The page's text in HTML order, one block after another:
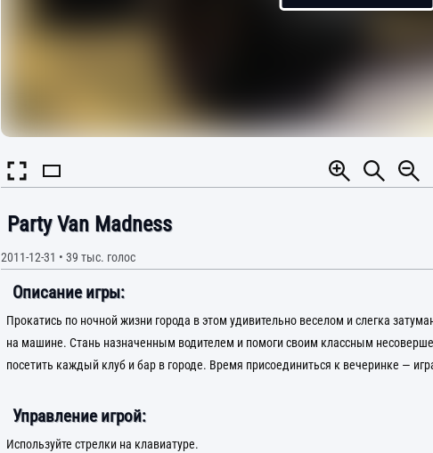
Party Van Madness
2011-12-31 • 39 тыс. голос
Описание игры:
Прокатись по ночной жизни города в этом удивительно веселом и слегка
на машине. Стань назначенным водителем и помоги своим классным
посетить каждый клуб и бар в городе. Время присоединиться к вечеринке —
Управление игрой:
Используйте стрелки на клавиатуре.